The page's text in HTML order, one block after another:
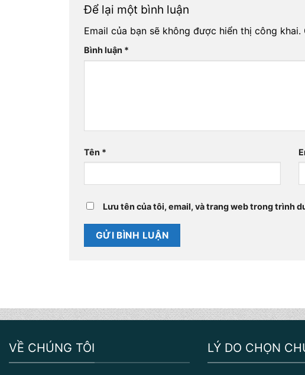
Để lại một bình luận
Email của bạn sẽ không được hiển thị công khai.
Bình luận *
Tên *
Lưu tên của tôi, email, và trang web trong trình
VỀ CHÚNG TÔI LÝ DO CHỌN